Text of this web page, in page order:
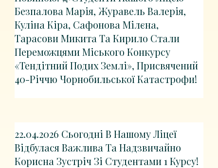
Безпалова Марія, Журавель Валерія,
Куліна Кіра, Сафонова Мілєна,
Тарасови Микита Та Кирило Стали
Переможцями Міського Конкурсу
«Тендітний Подих Землі», Присвячений
40-Річчю Чорнобильської Катастрофи!
22.04.2026 Сьогодні В Нашому Ліцеї
Відбулася Важлива Та Надзвичайно
Корисна Зустріч Зі Студентами 1 Курсу!